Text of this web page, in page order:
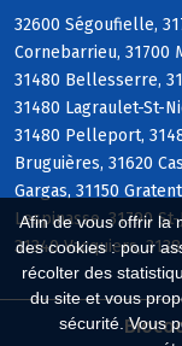
Afin de vous offrir la
des cookies : pour
récolter des
du site et vous
sécurité. Vous
32600 Ségoufielle,
Cornebarrieu, 31700
31480 Bellesserre,
31480 Lagraulet-St-
31480 Pelleport,
Bruguières, 31620
Gargas, 31150
Lespinasse, 31790
31340 Vacquiers,